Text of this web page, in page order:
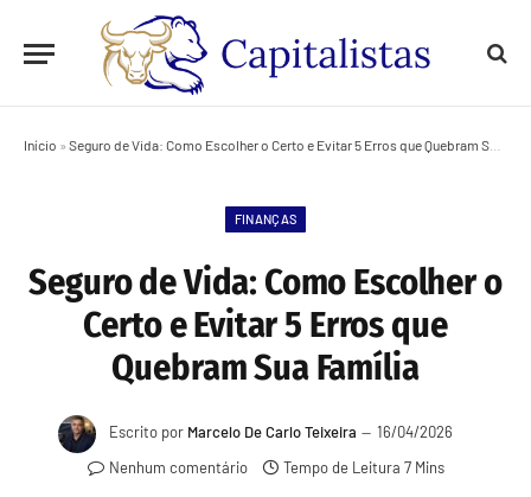
Início » Seguro de Vida: Como Escolher o Certo e Evitar 5 Erros que Quebram Sua Família
FINANÇAS
Seguro de Vida: Como Escolher o
Certo e Evitar 5 Erros que
Quebram Sua Família
Escrito por Marcelo De Carlo Teixeira
16/04/2026
Nenhum comentário
Tempo de Leitura 7 Mins